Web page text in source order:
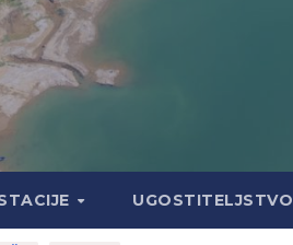
UGOSTITELJSTVO